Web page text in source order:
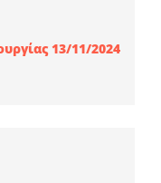
13/11/2024